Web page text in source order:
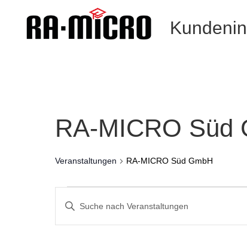
RA-MICRO Süd
Veranstaltungen RA-MICRO Süd GmbH
Such-
und
Ansichtennavigation
Geben